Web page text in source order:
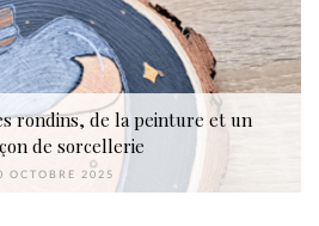
rondins, de la peinture et un
de sorcellerie
OCTOBRE 2025